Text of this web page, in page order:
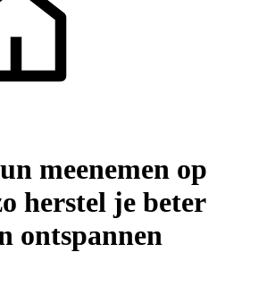
meenemen op
herstel je beter
ontspannen